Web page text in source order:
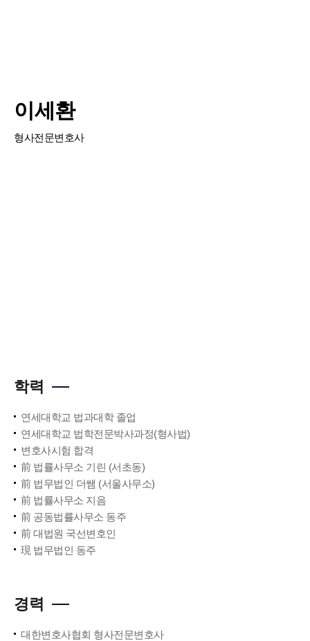
이세환
형사전문변호사
학력
연세대학교 법과대학 졸업
연세대학교 법학전문박사과정(형사법)
변호사시험 합격
前 법률사무소 기린 (서초동)
前 법무법인 더쌤 (서울사무소)
前 법률사무소 지음
前 공동법률사무소 동주
前 대법원 국선변호인
現 법무법인 동주
경력
대한변호사협회 형사전문변호사